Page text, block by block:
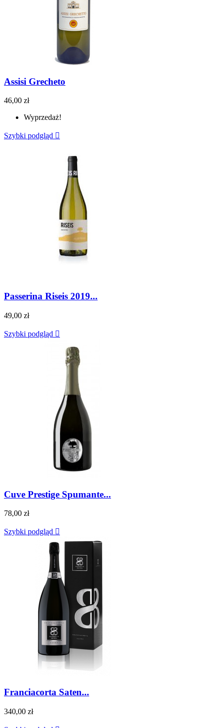
Assisi Grecheto
46,00 zł
Wyprzedaż!
Szybki podgląd 
Passerina Riseis 2019...
49,00 zł
Szybki podgląd 
Cuve Prestige Spumante...
78,00 zł
Szybki podgląd 
Franciacorta Saten...
340,00 zł